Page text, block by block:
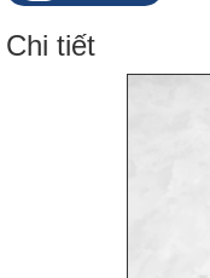
Chi tiết